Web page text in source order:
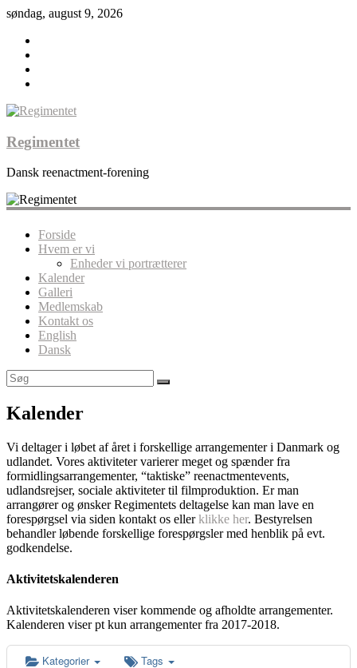
søndag, august 9, 2026
Regimentet
Dansk reenactment-forening
Forside
Hvem er vi
Enheder vi portrætterer
Kalender
Galleri
Medlemskab
Kontakt os
English
Dansk
Kalender
Vi deltager i løbet af året i forskellige arrangementer i Danmark og
udlandet. Vores aktiviteter varierer meget og spænder fra
formidlingsarrangementer, “taktiske” reenactmentevents,
udlandsrejser, sociale aktiviteter til filmproduktion. Er man
arrangører og ønsker Regimentets deltagelse kan man lave en
forespørgsel via siden kontakt os ellerklikke her. Bestyrelsen
behandler løbende forskellige forespørgsler med henblik på evt.
godkendelse.
Aktivitetskalenderen
Aktivitetskalenderen viser kommende og afholdte arrangementer.
Kalenderen viser pt kun arrangementer fra 2017-2018.
Kategorier Tags